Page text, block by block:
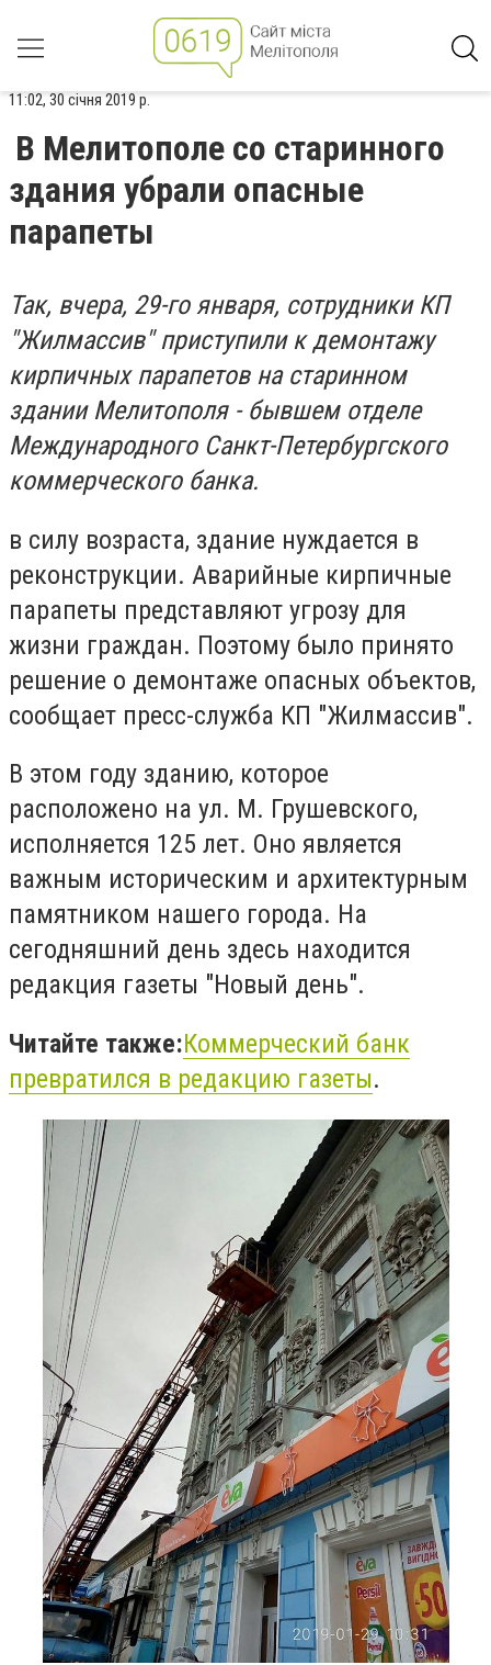
11:02, 30 січня 2019 р.
В Мелитополе со старинного
здания убрали опасные
парапеты
Так, вчера, 29-го января, сотрудники КП
"Жилмассив" приступили к демонтажу
кирпичных парапетов на старинном
здании Мелитополя - бывшем отделе
Международного Санкт-Петербургского
коммерческого банка.
в силу возраста, здание нуждается в
реконструкции. Аварийные кирпичные
парапеты представляют угрозу для
жизни граждан. Поэтому было принято
решение о демонтаже опасных объектов,
сообщает пресс-служба КП "Жилмассив".
В этом году зданию, которое
расположено на ул. М. Грушевского,
исполняется 125 лет. Оно является
важным историческим и архитектурным
памятником нашего города. На
сегодняшний день здесь находится
редакция газеты "Новый день".
Читайте также:Коммерческий банк
превратился в редакцию газеты.